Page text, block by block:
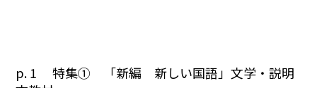
p. 1 特集① 「新編 新しい国語」文学・説明